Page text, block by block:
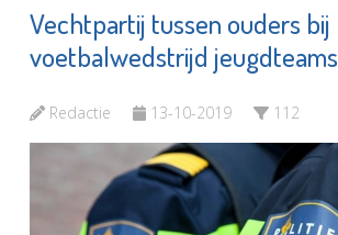
Vechtpartij tussen ouders bij
voetbalwedstrijd jeugdteams
Redactie 13-10-2019 112